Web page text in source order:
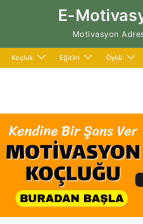
E-
Motivasyon
Koçluk Eğitim Öykü